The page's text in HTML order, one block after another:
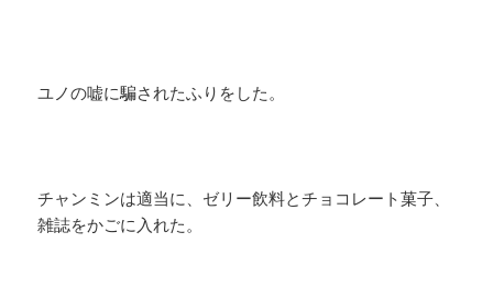
ユノの嘘に騙されたふりをした。
チャンミンは適当に、ゼリー飲料とチョコレート菓子、
雑誌をかごに入れた。